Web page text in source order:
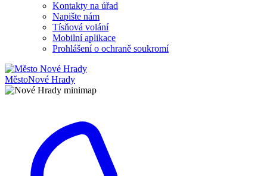
Kontakty na úřad
Napište nám
Tísňová volání
Mobilní aplikace
Prohlášení o ochraně soukromí
MěstoNové Hrady